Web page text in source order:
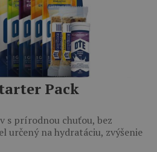
Pack
s prírodnou chuťou, bez
určený na hydratáciu, zvýšenie